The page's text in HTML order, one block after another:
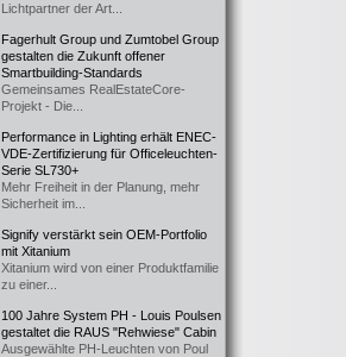
Lichtpartner der Art...
Fagerhult Group und Zumtobel Group
gestalten die Zukunft offener
Smartbuilding-Standards
Gemeinsames RealEstateCore-
Projekt - Die...
Performance in Lighting erhält ENEC-
VDE-Zertifizierung für Officeleuchten-
Serie SL730+
Mehr Freiheit in der Planung, mehr
Sicherheit im...
Signify verstärkt sein OEM-Portfolio
mit Xitanium
Xitanium wird von einer Produktfamilie
zu einer...
100 Jahre System PH - Louis Poulsen
gestaltet die RAUS "Rehwiese" Cabin
Ausgewählte PH-Leuchten von Poul